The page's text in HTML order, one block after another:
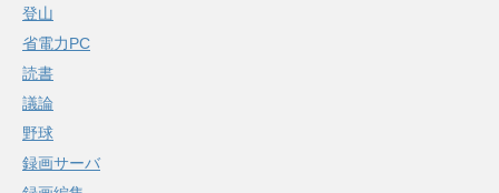
登山
省電力PC
読書
議論
野球
録画サーバ